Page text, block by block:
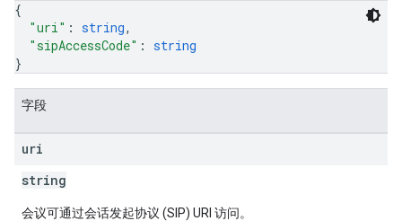
{
"uri" : string,
"sipAccessCode" : string
}
字段
uri
string
会议可通过会话发起协议 (SIP) URI 访问。